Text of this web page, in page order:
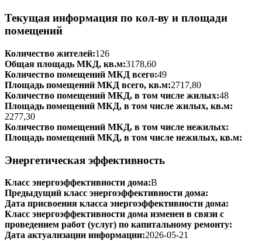
Текущая информация по кол-ву и площади
помещений
Количество жителей:126
Общая площадь МКД, кв.м:3178,60
Количество помещений МКД всего:49
Площадь помещений МКД всего, кв.м:2717,80
Количество помещений МКД, в том числе жилых:48
Площадь помещений МКД, в том числе жилых, кв.м:
2277,30
Количество помещений МКД, в том числе нежилых:
Площадь помещений МКД, в том числе нежилых, кв.м:
Энергетическая эффективность
Класс энергоэффективности дома:B
Предыдущий класс энергоэффективности дома:
Дата присвоения класса энергоэффективности дома:
Класс энергоэффективности дома изменен в связи с
проведением работ (услуг) по капитальному ремонту:
Дата актуализации информации:2026-05-21